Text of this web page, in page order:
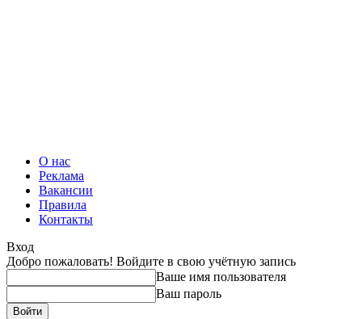
О нас
Реклама
Вакансии
Правила
Контакты
Вход
Добро пожаловать! Войдите в свою учётную запись
Ваше имя пользователя
Ваш пароль